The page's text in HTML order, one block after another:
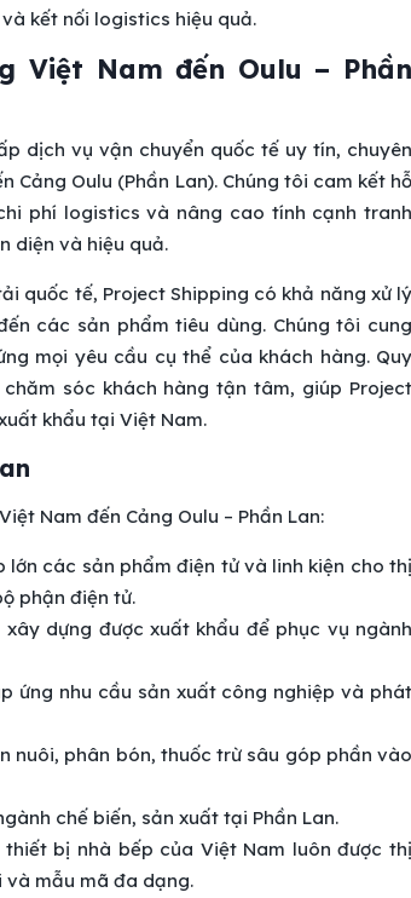
kết nối logistics hiệu quả.
Việt Nam đến Oulu – Phần
dịch vụ vận chuyển quốc tế uy tín, chuyên
Oulu (Phần Lan). Chúng tôi cam kết hỗ
phí logistics và nâng cao tính cạnh tranh
diện và hiệu quả.
quốc tế, Project Shipping có khả năng xử lý
các sản phẩm tiêu dùng. Chúng tôi cung
mọi yêu cầu cụ thể của khách hàng. Quy
sóc khách hàng tận tâm, giúp Project
khẩu tại Việt Nam.
Nam đến Cảng Oulu – Phần Lan:
lớn các sản phẩm điện tử và linh kiện cho thị
phận điện tử.
dựng được xuất khẩu để phục vụ ngành
ứng nhu cầu sản xuất công nghiệp và phát
nuôi, phân bón, thuốc trừ sâu góp phần vào
chế biến, sản xuất tại Phần Lan.
bị nhà bếp của Việt Nam luôn được thị
và mẫu mã đa dạng.